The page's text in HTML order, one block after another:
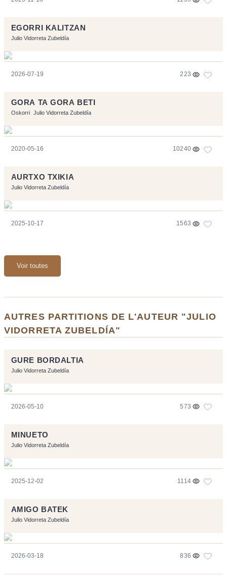
EGORRI KALITZAN
Julio Vidorreta Zubeldía
2026-07-19 223
GORA TA GORA BETI
Oskorri Julio Vidorreta Zubeldía
2020-05-16 10240
AURTXO TXIKIA
Julio Vidorreta Zubeldía
2025-10-17 1563
Voir toutes
AUTRES PARTITIONS DE L'AUTEUR "JULIO
VIDORRETA ZUBELDÍA"
GURE BORDALTIA
Julio Vidorreta Zubeldía
2026-05-10 573
MINUETO
Julio Vidorreta Zubeldía
2025-12-02 1114
AMIGO BATEK
Julio Vidorreta Zubeldía
2026-03-18 836